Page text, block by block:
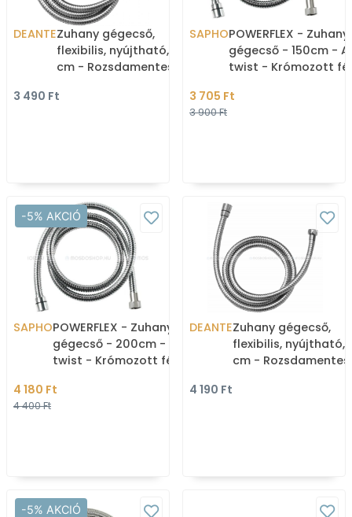
DEANTEZuhany gégecső,
flexibilis, nyújtható, 150
cm - Rozsdamentes acél
3 490 Ft
SAPHOPOWERFLEX - Zuhany
gégecső - 150cm -
twist - Krómozott
3 705 Ft
3 900 Ft
-5% AKCIÓ
SAPHOPOWERFLEX - Zuhany
gégecső - 200cm - Anti-
twist - Krómozott fém
4 180 Ft
4 400 Ft
DEANTEZuhany gégecső,
flexibilis, nyújtható,
cm -
4 190 Ft
-5% AKCIÓ